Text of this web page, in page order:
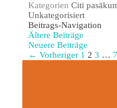
Kategorien Citi
Unkategorisiert
Beitrags-Navigation
Ältere Beiträge
Neuere Beiträge
← Vorheriger 1 2 3 … 7